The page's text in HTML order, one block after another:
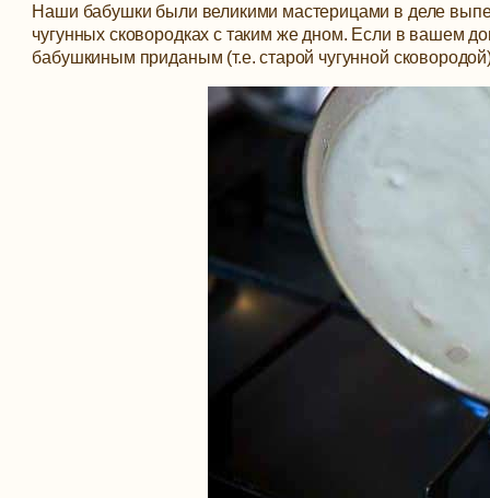
Наши бабушки были великими мастерицами в деле
чугунных сковородках с таким же дном. Если в вашем
бабушкиным приданым (т.е. старой чугунной